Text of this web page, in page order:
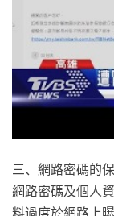
三、網路密碼的
網路密碼及個人